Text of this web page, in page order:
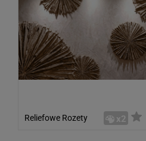
Reliefowe Rozety x2